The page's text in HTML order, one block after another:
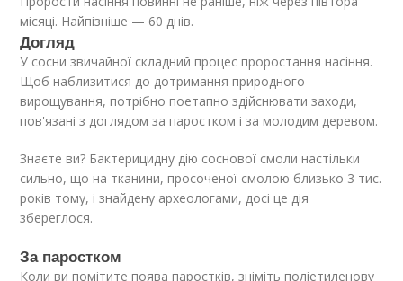
місяці. Найпізніше — 60 днів.
Догляд
У сосни звичайної складний процес проростання насіння.
Щоб наблизитися до дотримання природного
вирощування, потрібно поетапно здійснювати заходи,
пов'язані з доглядом за паростком і за молодим деревом.
Знаєте ви? Бактерицидну дію соснової смоли настільки
сильно, що на тканини, просоченої смолою близько 3 тис.
років тому, і знайдену археологами, досі це дія
збереглося.
За паростком
Коли ви помітите поява паростків, зніміть поліетиленову